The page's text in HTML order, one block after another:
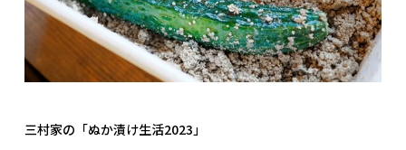
三村家の「ぬか漬け生活2023」